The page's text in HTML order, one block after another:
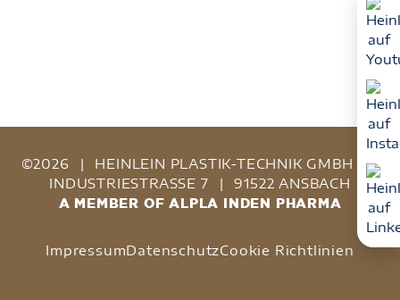
©2026 | HEINLEIN PLASTIK-TECHNIK GMBH
|
INDUSTRIESTRASSE 7
| 91522 ANSBACH
A MEMBER OF ALPLA INDEN PHARMA
ImpressumDatenschutzCookie Richtlinien